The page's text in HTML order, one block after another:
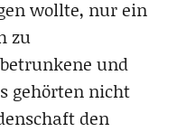
wollte, nur ein
zu
und
gehörten nicht
den